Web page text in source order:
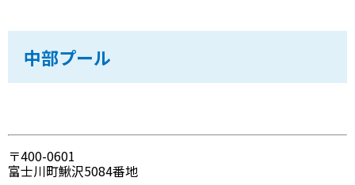
中部プール
〒400-0601
富士川町鰍沢5084番地